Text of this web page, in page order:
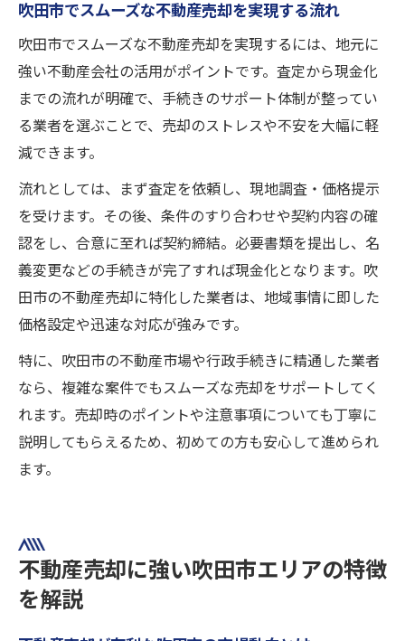
吹田市でスムーズな不動産売却を実現する流れ
吹田市でスムーズな不動産売却を実現するには、地元に
強い不動産会社の活用がポイントです。査定から現金化
までの流れが明確で、手続きのサポート体制が整ってい
る業者を選ぶことで、売却のストレスや不安を大幅に軽
減できます。
流れとしては、まず査定を依頼し、現地調査・価格提示
を受けます。その後、条件のすり合わせや契約内容の確
認をし、合意に至れば契約締結。必要書類を提出し、名
義変更などの手続きが完了すれば現金化となります。吹
田市の不動産売却に特化した業者は、地域事情に即した
価格設定や迅速な対応が強みです。
特に、吹田市の不動産市場や行政手続きに精通した業者
なら、複雑な案件でもスムーズな売却をサポートしてく
れます。売却時のポイントや注意事項についても丁寧に
説明してもらえるため、初めての方も安心して進められ
ます。
不動産売却に強い吹田市エリアの特徴
を解説